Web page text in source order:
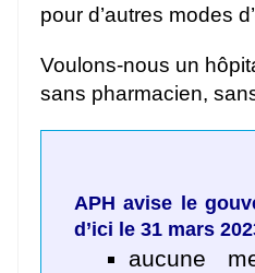
pour d’autres modes
Voulons-nous un
sans pharmacien,
APH avise le
d’ici le 31 mars
aucune